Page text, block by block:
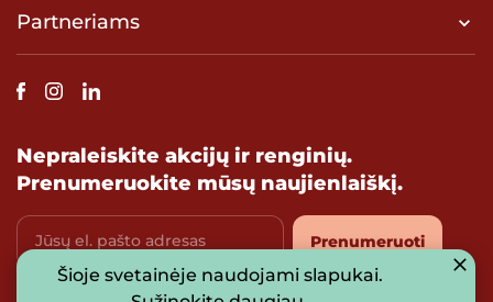
Partneriams
Nepraleiskite akcijų ir renginių.
Prenumeruokite mūsų naujienlaiškį.
Jūsų el. pašto adresas Prenumeruoti
Šioje svetainėje naudojami slapukai.